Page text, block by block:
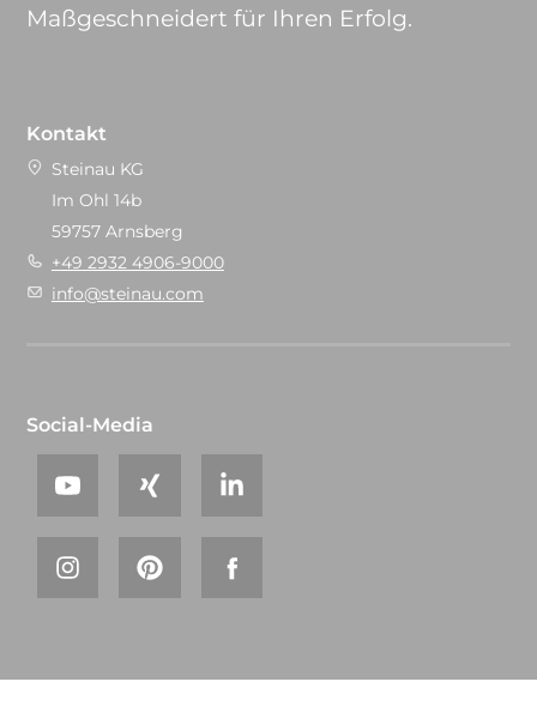
Maßgeschneidert für Ihren Erfolg.
Kontakt
Steinau KG
Im Ohl 14b
59757 Arnsberg
+49 2932 4906-9000
info@steinau.com
Social-Media